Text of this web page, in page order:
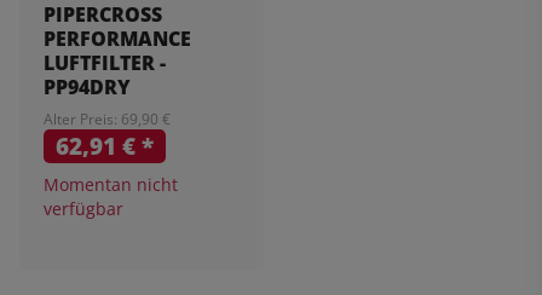
PIPERCROSS
PERFORMANCE
LUFTFILTER -
PP94DRY
Alter Preis: 69,90 €
62,91 €*
Momentan nicht
verfügbar